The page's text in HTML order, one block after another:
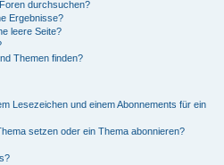
durchsuchen?
Ergebnisse?
leere Seite?
Themen finden?
Lesezeichen und einem Abonnements für ein
setzen oder ein Thema abonnieren?